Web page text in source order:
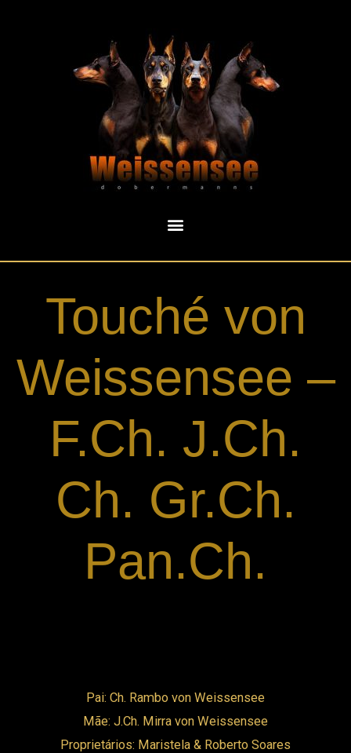
Touché von
Weissensee –
F.Ch. J.Ch.
Ch. Gr.Ch.
Pan.Ch.
Pai: Ch. Rambo von Weissensee
Mãe: J.Ch. Mirra von Weissensee
Proprietários: Maristela & Roberto Soares